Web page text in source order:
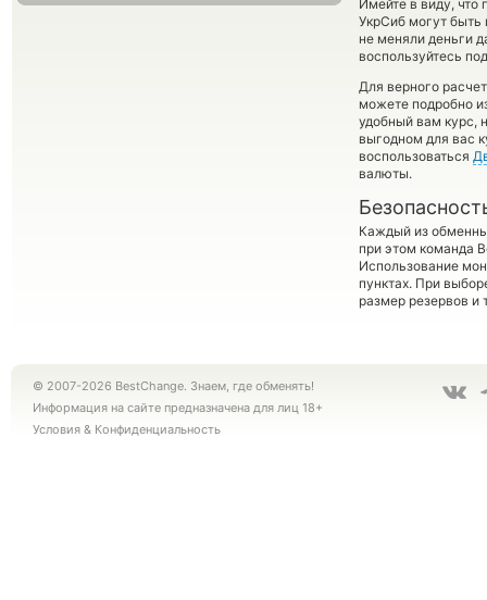
Имейте в виду, что
УкрСиб могут быть
не меняли деньги
воспользуйтесь
Для верного
можете подробно
удобный вам курс,
выгодном для вас
воспользоваться
валюты.
Каждый из
при этом команда
Использование
пунктах. При
размер резервов и
© 2007-2026 BestChange. Знаем, где обменять!
Информация на сайте предназначена для лиц 18+
Условия & Конфиденциальность